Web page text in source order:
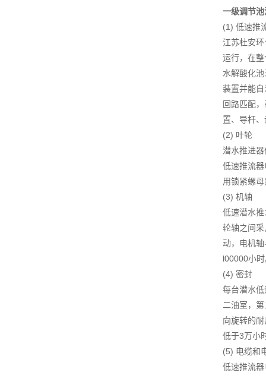
一级调节
(1) 低速推
江苏杜安
运行，在
水解酸化
装置并能
回路匹配
置、导杆
(2) 叶轮
潜水推进
低速推流
用锁紧螺
(3) 机轴
低速潜水
轮轴之间
动，电机
l00000小
(4) 密封
每台潜水
二油室，
向旋转的
低于3万小
(5) 电缆和
低速推流